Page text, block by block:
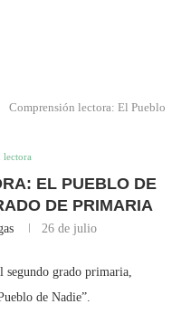
Comprensión lectora: El Pueblo
lectora
EL PUEBLO DE
DE PRIMARIA
26 de julio
segundo grado primaria,
de Nadie”.